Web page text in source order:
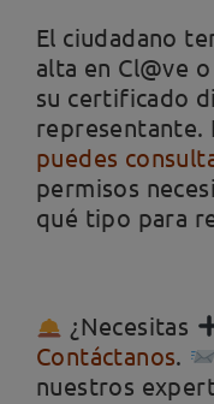
El ciudadano
alta en Cl@ve
su certificado
representante.
puedes
permisos
qué tipo para
¿Necesitas
Contáctanos.
nuestros